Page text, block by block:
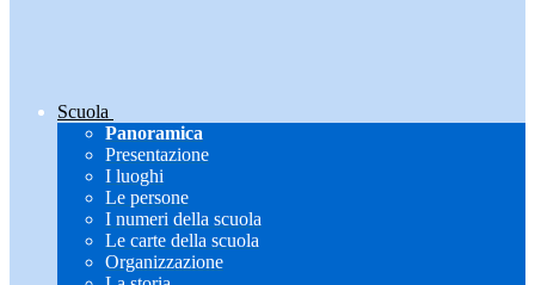
Scuola
Panoramica
Presentazione
I luoghi
Le persone
I numeri della scuola
Le carte della scuola
Organizzazione